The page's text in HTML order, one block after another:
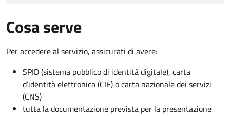
Cosa serve
Per accedere al servizio, assicurati di avere:
SPID (sistema pubblico di identità digitale), carta
d’identità elettronica (CIE) o carta nazionale dei servizi
(CNS)
tutta la documentazione prevista per la presentazione